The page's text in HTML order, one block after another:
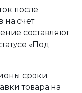
после
на счет
составляют
«Под
сроки
товара на